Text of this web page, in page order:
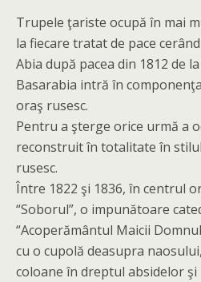
Trupele ţariste ocupă în mai
la fiecare tratat de pace
Abia după pacea din 1812 de
Basarabia intră în
oraş rusesc.
Pentru a şterge orice urmă a
reconstruit în totalitate în
rusesc.
Între 1822 şi 1836, în centrul
“Soborul”, o impunătoare
“Acoperământul Maicii
cu o cupolă deasupra
coloane în dreptul absidelor